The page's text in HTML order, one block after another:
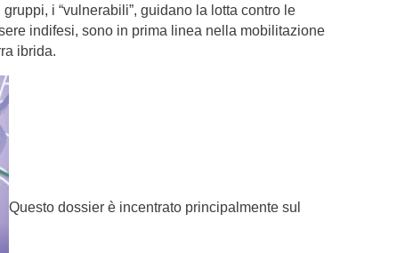
i “vulnerabili”, guidano la lotta contro le
indifesi, sono in prima linea nella mobilitazione
ibrida.
Questo dossier è incentrato principalmente sul